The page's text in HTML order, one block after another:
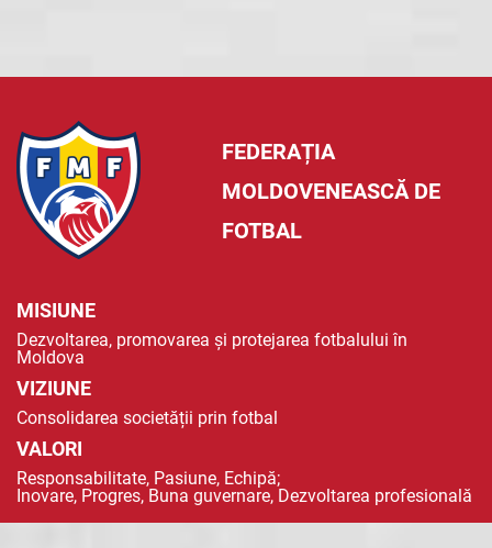
FEDERAȚIA
MOLDOVENEASCĂ DE
FOTBAL
MISIUNE
Dezvoltarea, promovarea și protejarea fotbalului în
Moldova
VIZIUNE
Consolidarea societății prin fotbal
VALORI
Responsabilitate, Pasiune, Echipă;
Inovare, Progres, Buna guvernare, Dezvoltarea profesională